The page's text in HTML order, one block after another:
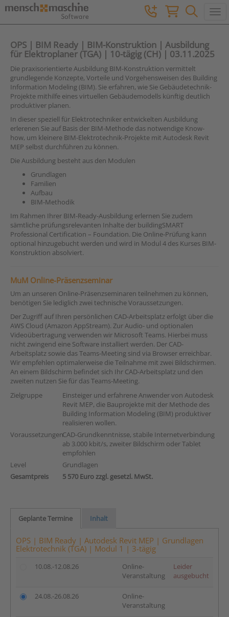
OPS | BIM Ready | BIM-Konstruktion | Ausbildung
für Elektroplaner (TGA) | 10-tägig (CH) | 03.11.2025
Die praxisorientierte Ausbildung BIM-Konstruktion vermittelt
grundlegende Konzepte, Vorteile und Vorgehensweisen des Building
Information Modeling (BIM). Sie erfahren, wie Sie Gebäudetechnik-
Projekte mithilfe eines virtuellen Gebäudemodells künftig deutlich
produktiver planen.
In dieser speziell für Elektrotechniker entwickelten Ausbildung
erlerenen Sie auf Basis der BIM-Methode das notwendige Know-
how, um kleinere BIM-Elektrotechnik-Projekte mit Autodesk Revit
MEP selbst durchführen zu können.
Die Ausbildung besteht aus den Modulen
Grundlagen
Familien
Aufbau
BIM-Methodik
Im Rahmen Ihrer BIM-Ready-Ausbildung erlernen Sie zudem
sämtliche prüfungsrelevanten Inhalte der buildingSMART
Professional Certification – Foundation. Die Online-Prüfung kann
optional hinzugebucht werden und wird in Modul 4 des Kurses BIM-
Konstruktion absolviert.
MuM Online-Präsenzseminar
Um an unseren Online-Präsenzseminaren teilnehmen zu können,
benötigen Sie lediglich zwei technische Voraussetzungen.
Der Zugriff auf Ihren persönlichen CAD-Arbeitsplatz erfolgt über die
AWS Cloud (Amazon AppStream). Zur Audio- und optionalen
Videoübertragung verwenden wir Microsoft Teams. Hierbei muss
nicht zwingend eine Software installiert werden. Der CAD-
Arbeitsplatz sowie das Teams-Meeting sind via Browser erreichbar.
Wir empfehlen optimalerweise die Teilnahme mit zwei Bildschirmen.
An einem Bildschirm befindet sich Ihr CAD-Arbeitsplatz und den
zweiten nutzen Sie für das Teams-Meeting.
Zielgruppe
Einsteiger und erfahrene Anwender von Autodesk
Revit MEP, die Bauprojekte mit der Methode des
Building Information Modeling (BIM) produktiver
realisieren wollen.
VoraussetzungenCAD-Grundkenntnisse, stabile Internetverbindung
ab 3.000 kbit/s, zweiter Bildschirm oder Tablet
empfohlen
Level
Grundlagen
Gesamtpreis
5 570 Euro zzgl. gesetzl. MwSt.
Geplante Termine Inhalt
OPS | BIM Ready | Autodesk Revit MEP | Grundlagen
Elektrotechnik (TGA) | Modul 1 | 3-tägig
10.08.-12.08.26
Online-
Veranstaltung
Leider
ausgebucht
24.08.-26.08.26
Online-
Veranstaltung